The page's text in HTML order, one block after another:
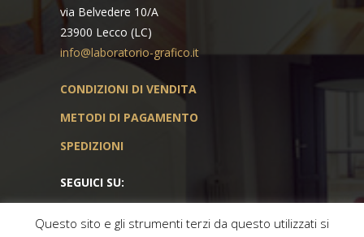
via Belvedere 10/A
23900 Lecco (LC)
info@laboratorio-grafico.it
CONDIZIONI DI VENDITA
METODI DI PAGAMENTO
SPEDIZIONI
SEGUICI SU:
Questo sito e gli strumenti terzi da questo utilizzati si